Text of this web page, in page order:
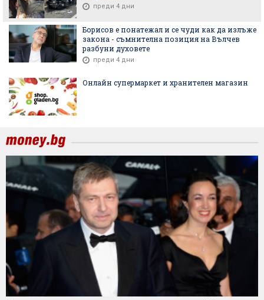
преди 4 дни
Борисов е понатежал и се чуди как да излъже
закона - съмнителна позиция на Вълчев
разбуни духовете
преди 4 дни
Онлайн супермаркет и хранителен магазин